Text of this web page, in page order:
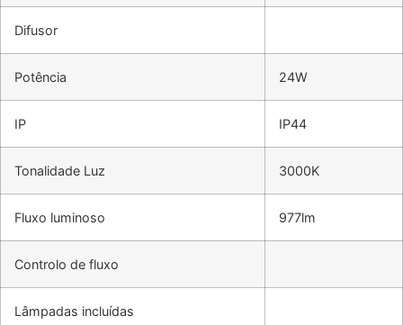
Difusor
Potência 24W
IP IP44
Tonalidade Luz 3000K
Fluxo luminoso 977lm
Controlo de fluxo
Lâmpadas incluídas